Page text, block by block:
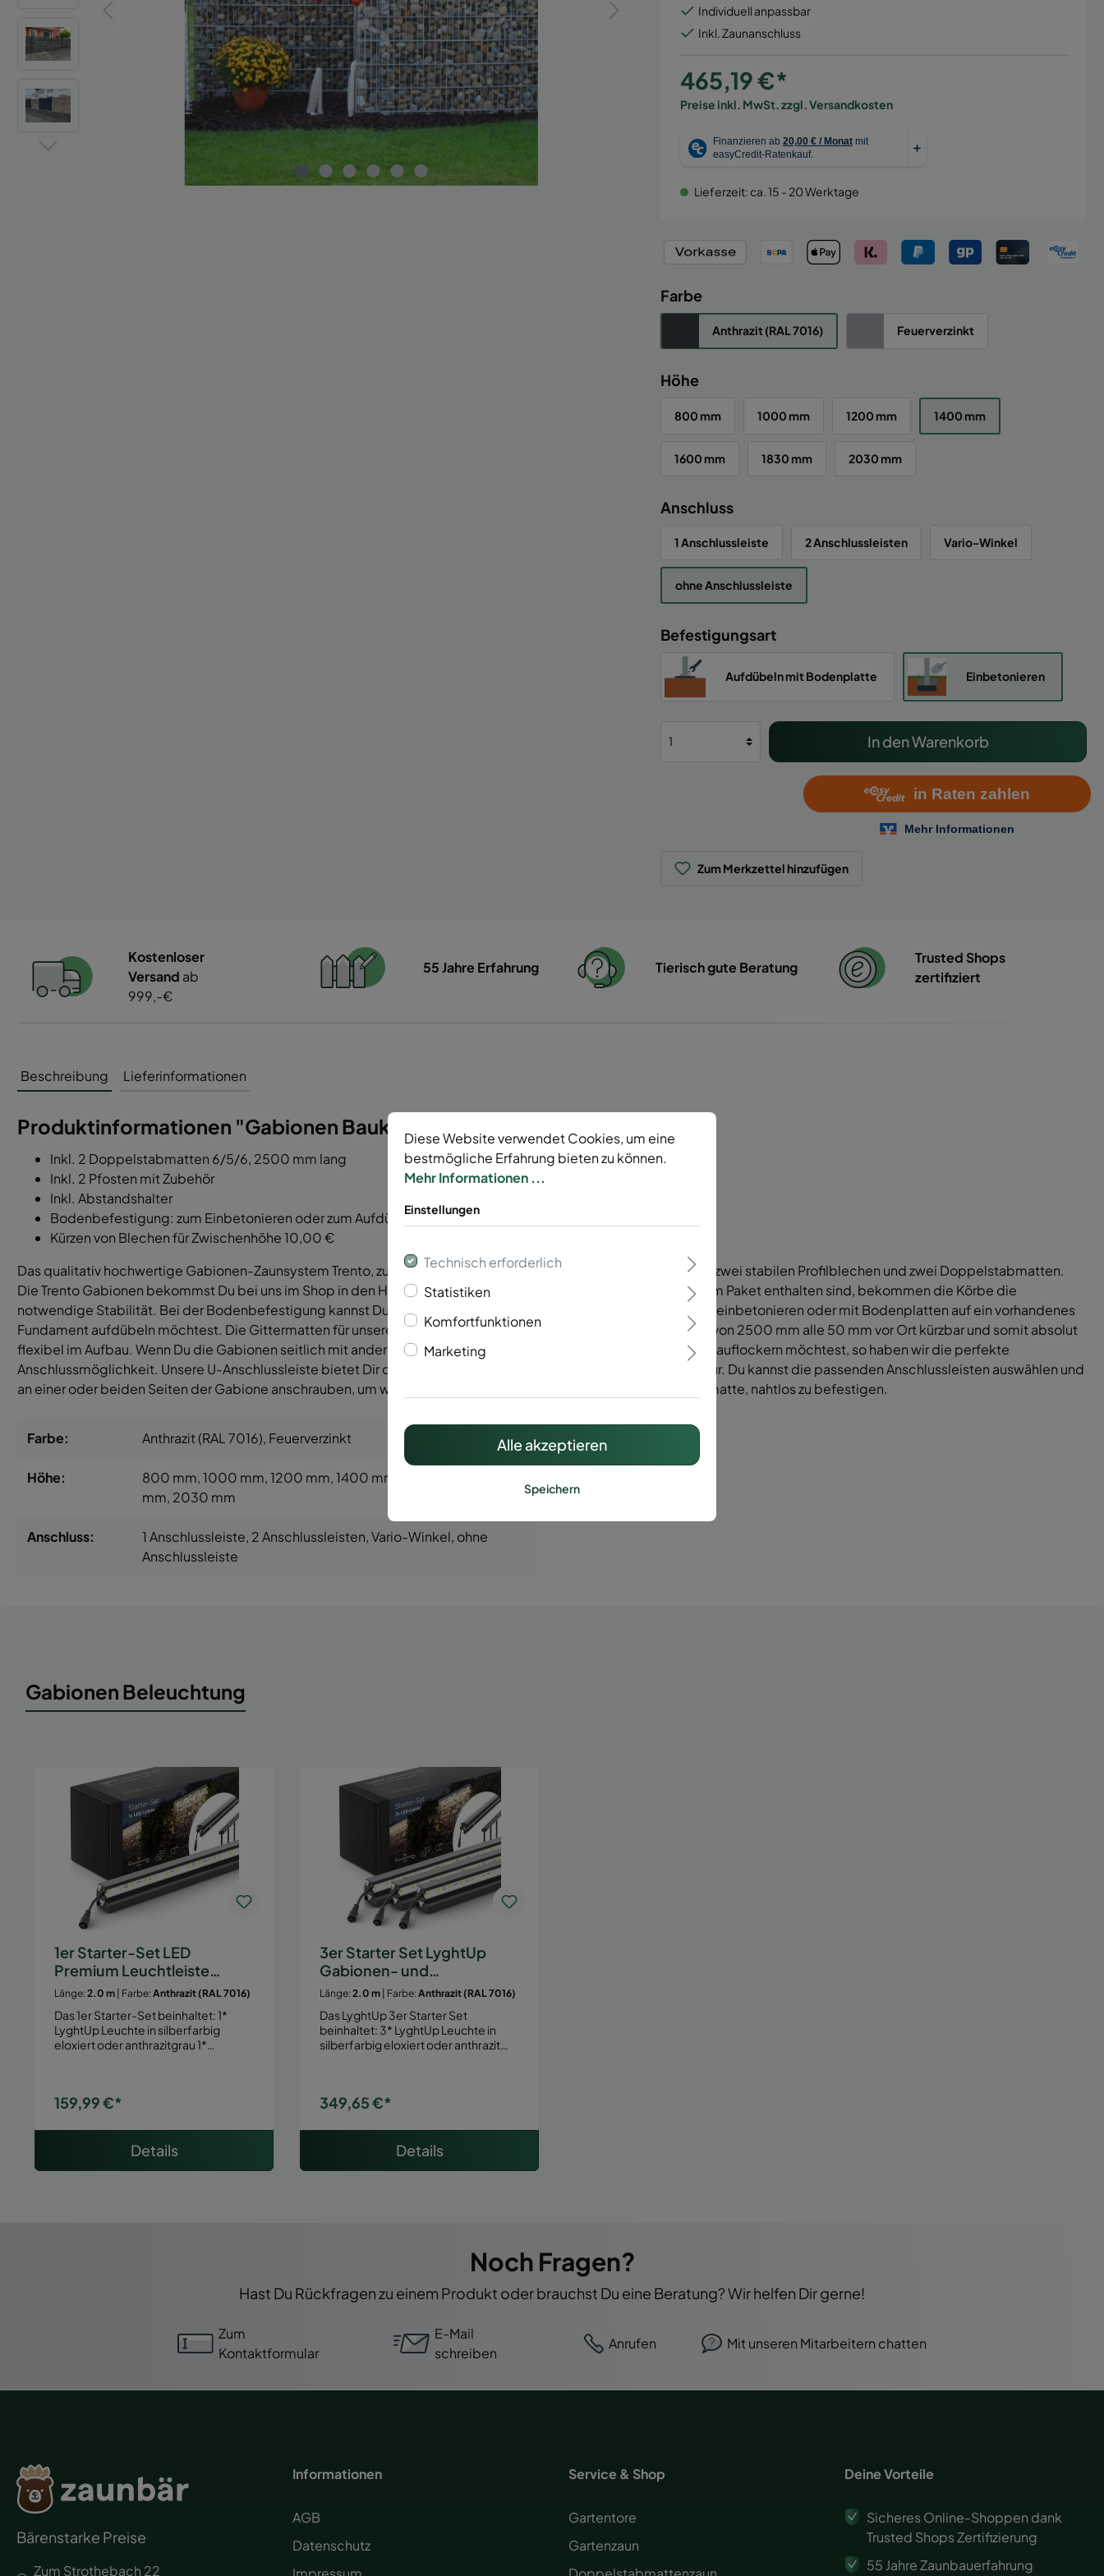
Zaun-Zubehör
Individuell anpassbar
Inkl. Zaunanschluss
465,19 €*
Preise inkl. MwSt. zzgl. Versandkosten
Lieferzeit: ca. 15 - 20 Werktage
Farbe
Anthrazit (RAL 7016) Feuerverzinkt
Höhe
800 mm 1000 mm 1200 mm 1400 mm
1600 mm 1830 mm 2030 mm
Anschluss
1 Anschlussleiste 2 Anschlussleisten Vario-Winkel
ohne Anschlussleiste
Befestigungsart
Aufdübeln mit Bodenplatte Einbetonieren
In den Warenkorb
Zum Merkzettel hinzufügen
Kostenloser
Versand ab
999,-€
55 Jahre Erfahrung Tierisch gute Beratung
Trusted Shops
zertifiziert
Beschreibung Lieferinformationen
Produktinformationen "Gabionen Baukasten Typ Trento 6/5/6"
Inkl. 2 Doppelstabmatten 6/5/6, 2500 mm lang
Inkl. 2 Pfosten mit Zubehör
Inkl. Abstandshalter
Bodenbefestigung: zum Einbetonieren oder zum Aufdübeln
Kürzen von Blechen für Zwischenhöhe 10,00 €
Das qualitativ hochwertige Gabionen-Zaunsystem Trento, zum Einbetonieren oder zum Aufdübeln, besteht aus je zwei stabilen Profilblechen und zwei Doppelstabmatten.
Die Trento Gabionen bekommst Du bei uns im Shop in den Höhen 600-2000 mm. Mit den Abstandshaltern, die im Paket enthalten sind, bekommen die Körbe die
notwendige Stabilität. Bei der Bodenbefestigung kannst Du wählen, ob Du die Gabione mit verlängerten Pfosten einbetonieren oder mit Bodenplatten auf ein vorhandenes
Fundament aufdübeln möchtest. Die Gittermatten für unsere Gabionen Trento 8/6/8 und 6/5/6 sind in der Länge von 2500 mm alle 50 mm vor Ort kürzbar und somit absolut
flexibel im Aufbau. Wenn Du die Gabionen seitlich mit anderen Elementen wie z.B. Gittermatten oder Sichtschutz auflockern möchtest, so haben wir die perfekte
Anschlussmöglichkeit. Unsere U-Anschlussleiste bietet Dir optisch und funktionell die optimale Befestigung dafür. Du kannst die passenden Anschlussleisten auswählen und
an einer oder beiden Seiten der Gabione anschrauben, um weitere Elemente, wie zum Beispiel eine Doppelstabmatte, nahtlos zu befestigen.
Farbe: Anthrazit (RAL 7016), Feuerverzinkt
Höhe: 800 mm, 1000 mm, 1200 mm, 1400 mm
mm, 2030 mm
Anschluss: 1 Anschlussleiste, 2 Anschlussleisten, Vario-Winkel, ohne
Anschlussleiste
Gabionen Beleuchtung
1er Starter-Set LED
Premium Leuchtleiste
Gabione/Zaun
Länge: 2.0 m | Farbe: Anthrazit (RAL 7016)
Das 1er Starter-Set beinhaltet: 1*
LyghtUp Leuchte in silberfarbig
eloxiert oder anthrazitgrau 1*…
159,99 €*
Details
3er Starter Set LyghtUp
Gabionen- und
Zaunbeleuchtung
Länge: 2.0 m | Farbe: Anthrazit (RAL 7016)
Das LyghtUp 3er Starter Set
beinhaltet: 3* LyghtUp Leuchte in
silberfarbig eloxiert oder anthrazit…
349,65 €*
Details
Noch Fragen?
Hast Du Rückfragen zu einem Produkt oder brauchst Du eine Beratung? Wir helfen Dir gerne!
Zum
Kontaktformular
E-Mail
schreiben
Anrufen Mit unseren Mitarbeitern chatten
Bärenstarke Preise
Zum Strothebach 22
Informationen
AGB
Datenschutz
Service & Shop
Gartentore
Gartenzaun
Deine Vorteile
Sicheres Online-Shoppen dank
Trusted Shops Zertifizierung
55 Jahre Zaunbauerfahrung
Diese Website verwendet Cookies, um eine
bestmögliche Erfahrung bieten zu können.
Mehr Informationen ...
Einstellungen
Technisch erforderlich
Statistiken
Komfortfunktionen
Marketing
Alle akzeptieren
Speichern